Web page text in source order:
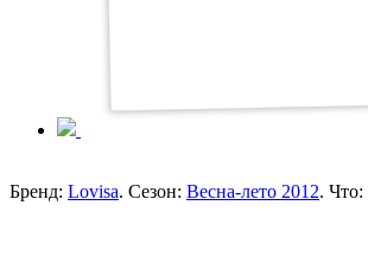
Бренд: Lovisa. Сезон: Весна-лето 2012. Что: